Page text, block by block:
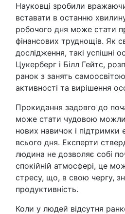
Науковці зробили
вставати в останню
робочого дня може стати
фінансових труднощів. Як
дослідження, такі успішні
Цукерберг і Білл Гейтс,
ранок з занять
активності та вирішення
Прокидання задовго до
може стати чудовою
нових навичок і підтримки
всього дня. Експерти
людина не дозволяє собі
спокійній атмосфері, це
стресу, що, в свою чергу,
продуктивність.
Коли у людей відсутня